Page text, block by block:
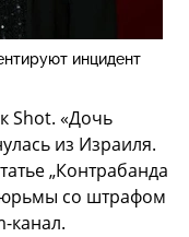
инцидент
Shot. «Дочь
из Израиля.
„Контрабанда
со штрафом
канал.